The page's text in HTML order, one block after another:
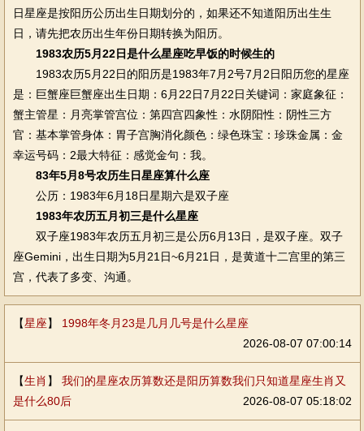
日星座是按阳历公历出生日期划分的，如果还不知道阳历出生生
日，请先把农历出生年份日期转换为阳历。
1983农历5月22日是什么星座吃早饭的时候生的
1983农历5月22日的阳历是1983年7月2号7月2日阳历您的星座
是：巨蟹座巨蟹座出生日期：6月22日7月22日关键词：家庭象征：
蟹主管星：月亮掌管宫位：第四宫四象性：水阴阳性：阴性三方
官：基本掌管身体：胃子宫胸消化颜色：绿色珠宝：珍珠金属：金
幸运号码：2最大特征：感觉金句：我。
83年5月8号农历生日星座算什么座
公历：1983年6月18日星期六是双子座
1983年农历五月初三是什么星座
双子座1983年农历五月初三是公历6月13日，是双子座。双子
座Gemini，出生日期为5月21日~6月21日，是黄道十二宫里的第三
宫，代表了多变、沟通。
【星座】 1998年冬月23是几月几号是什么星座
2026-08-07 07:00:14
【生肖 】 我们的星座农历算数还是阳历算数我们只知道星座生肖又
是什么80后
2026-08-07 05:18:02